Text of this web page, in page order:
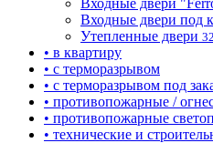
Входные двери
Входные двери под
Утепленные двери 32
• в квартиру
• с терморазрывом
• с терморазрывом под
• противопожарные /
• противопожарные
• технические и